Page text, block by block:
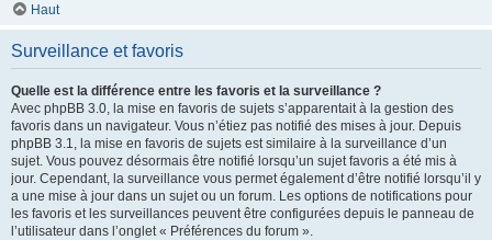
Haut
Surveillance et favoris
Quelle est la différence entre les favoris et la surveillance ?
Avec phpBB 3.0, la mise en favoris de sujets s’apparentait à la gestion des
favoris dans un navigateur. Vous n’étiez pas notifié des mises à jour. Depuis
phpBB 3.1, la mise en favoris de sujets est similaire à la surveillance d’un
sujet. Vous pouvez désormais être notifié lorsqu’un sujet favoris a été mis à
jour. Cependant, la surveillance vous permet également d’être notifié lorsqu’il y
a une mise à jour dans un sujet ou un forum. Les options de notifications pour
les favoris et les surveillances peuvent être configurées depuis le panneau de
l’utilisateur dans l’onglet « Préférences du forum ».